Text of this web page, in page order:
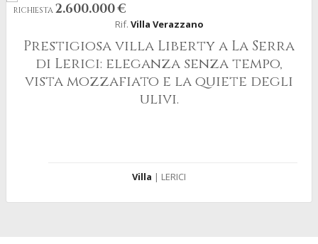
RICHIESTA2.600.000 €
Rif. Villa Verazzano
Prestigiosa villa Liberty a La Serra
di Lerici: eleganza senza tempo,
vista mozzafiato e la quiete degli
ulivi.
Villa | LERICI